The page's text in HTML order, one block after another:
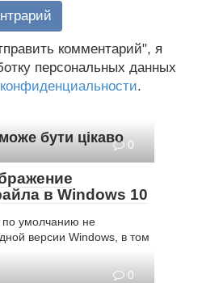
комментарий", я
персональных данных
.
бути цікаво 0
в Windows 10
умолчанию не
версии Windows, в том
0